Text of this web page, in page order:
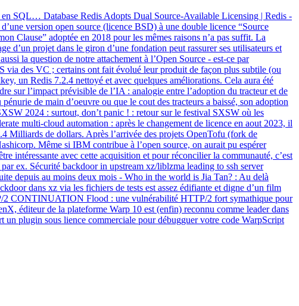
SQL… Database Redis Adopts Dual Source-Available Licensing | Redis -
version open source (licence BSD) à une double licence “Source
Clause” adoptée en 2018 pour les mêmes raisons n’a pas suffit. La
d’un projet dans le giron d’une fondation peut rassurer ses utilisateurs et
la question de notre attachement à l’Open Source - est-ce par
via des VC ; certains ont fait évolué leur produit de façon plus subtile (ou
un Redis 7.2.4 nettoyé et avec quelques améliorations. Cela aura été
sur l’impact prévisible de l’IA : analogie entre l’adoption du tracteur et de
de main d’oeuvre ou que le cout des tracteurs a baissé, son adoption
2024 : surtout, don’t panic ! : retour sur le festival SXSW où les
multi-cloud automation : après le changement de licence en aout 2023, il
Milliards de dollars. Après l’arrivée des projets OpenTofu (fork de
Même si IBM contribue à l’open source, on aurait pu espérer
intéressante avec cette acquisition et pour réconcilier la communauté, c’est
ex. Sécurité backdoor in upstream xz/liblzma leading to ssh server
depuis au moins deux mois - Who in the world is Jia Tan? : Au delà
dans xz via les fichiers de tests est assez édifiante et digne d’un film
2 CONTINUATION Flood : une vulnérabilité HTTP/2 fort symathique pour
éditeur de la plateforme Warp 10 est (enfin) reconnu comme leader dans
un plugin sous lience commerciale pour débugguer votre code WarpScript